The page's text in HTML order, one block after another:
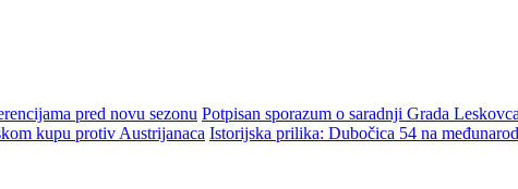
pred novu sezonu Potpisan sporazum o saradnji Grada
kupu protiv Austrijanaca Istorijska prilika: Dubočica 54 na